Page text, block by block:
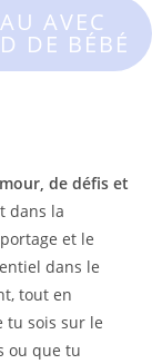
AVEC
DE BÉBÉ
de défis et
dans la
et le
dans le
tout en
tu sois sur le
ou que tu